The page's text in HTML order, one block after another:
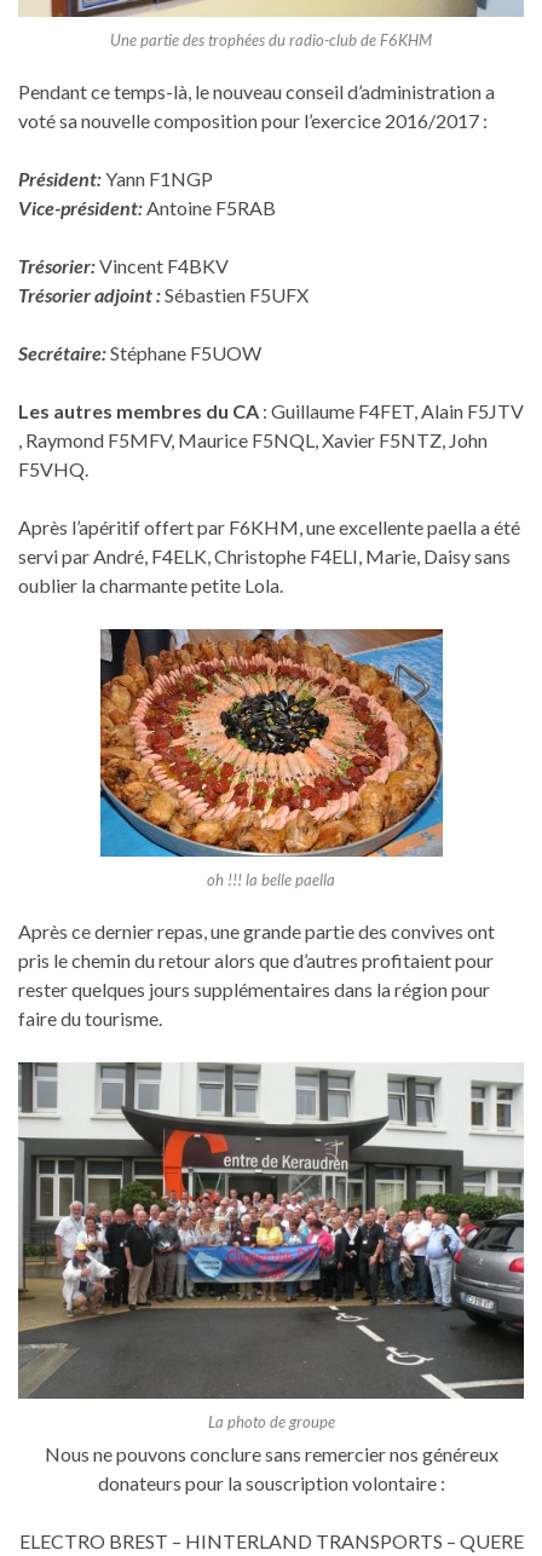
Une partie des trophées du radio-club de F6KHM
Pendant ce temps-là, le nouveau conseil d’administration a
voté sa nouvelle composition pour l’exercice 2016/2017 :
Président:Yann F1NGP
Vice-président:Antoine F5RAB
Trésorier:Vincent F4BKV
Trésorier adjoint :Sébastien F5UFX
Secrétaire:Stéphane F5UOW
Les autres membres du CA : Guillaume F4FET, Alain F5JTV
, Raymond F5MFV, Maurice F5NQL, Xavier F5NTZ, John
F5VHQ.
Après l’apéritif offert par F6KHM, une excellente paella a été
servi par André, F4ELK, Christophe F4ELI, Marie, Daisy sans
oublier la charmante petite Lola.
oh !!! la belle paella
Après ce dernier repas, une grande partie des convives ont
pris le chemin du retour alors que d’autres profitaient pour
rester quelques jours supplémentaires dans la région pour
faire du tourisme.
La photo de groupe
Nous ne pouvons conclure sans remercier nos généreux
donateurs pour la souscription volontaire :
ELECTRO BREST – HINTERLAND TRANSPORTS – QUERE